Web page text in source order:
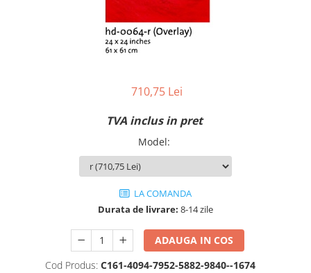
710,75 Lei
TVA inclus in pret
Model:
LA COMANDA
Durata de livrare: 8-14 zile
ADAUGA IN COS
Cod Produs: C161-4094-7952-5882-9840--1674